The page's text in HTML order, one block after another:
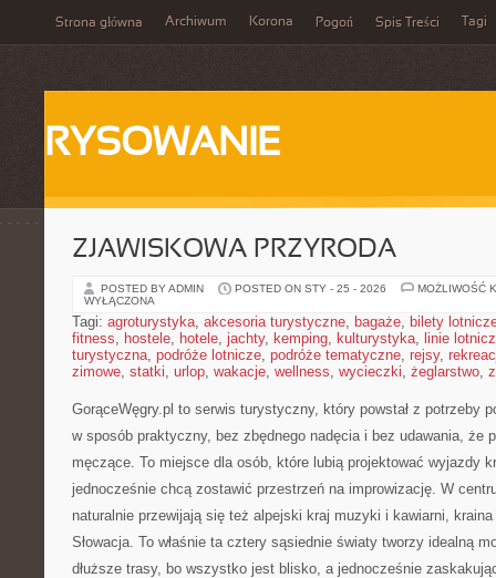
Strona główna Archiwum Korona Pogoń Spis Treści Tagi
RYSOWANIE
ZJAWISKOWA PRZYRODA
POSTED BY ADMIN POSTED ON STY - 25 - 2026
MOŻLIWOŚĆ
WYŁĄCZONA
Tagi: agroturystyka, akcesoria turystyczne, bagaże, bilety
fitness, hostele, hotele, jachty, kemping, kulturystyka, linie
turystyczna, podróże lotnicze, podróże tematyczne, rejsy,
zimowe, statki, urlop, wakacje, wellness, wycieczki, żeglarstwo,
GorąceWęgry.pl to serwis turystyczny, który powstał z potrzeby
w sposób praktyczny, bez zbędnego nadęcia i bez udawania, że
męczące. To miejsce dla osób, które lubią projektować wyjazdy
jednocześnie chcą zostawić przestrzeń na improwizację. W
naturalnie przewijają się też alpejski kraj muzyki i kawiarni,
Słowacja. To właśnie ta cztery sąsiednie światy tworzy idealną
dłuższe trasy, bo wszystko jest blisko, a jednocześnie